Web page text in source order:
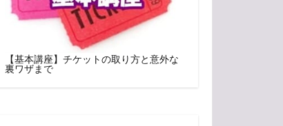
【基本講座】チケットの取り方と意外な
裏ワザまで